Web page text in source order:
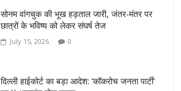
सोनम वांगचुक की भूख हड़ताल जारी, जंतर-मंतर पर
छात्रों के भविष्य को लेकर संघर्ष तेज
July 15, 2026 0
दिल्ली हाईकोर्ट का बड़ा आदेश: ‘कॉकरोच जनता पार्टी’